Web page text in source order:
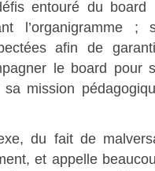
entouré du board
l’organigramme ;
afin de
le board
mission
du fait de
et appelle